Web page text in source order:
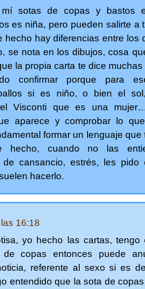
mí sotas de copas y bastos
es niña, pero pueden salirte a
hecho hay diferencias entre los
se nota en los dibujos, cosa
la propia carta te dice muchas
confirmar porque para
si es niño, o bien el
Visconti que es una
aparece y comprobar lo
formar un lenguaje que
hecho, cuando no las
de cansancio, estrés, les pido
hacerlo.
16:18
yo hecho las cartas, tengo
copas entonces puede
referente al sexo si es
entendido que la sota de